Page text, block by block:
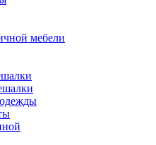
мебели